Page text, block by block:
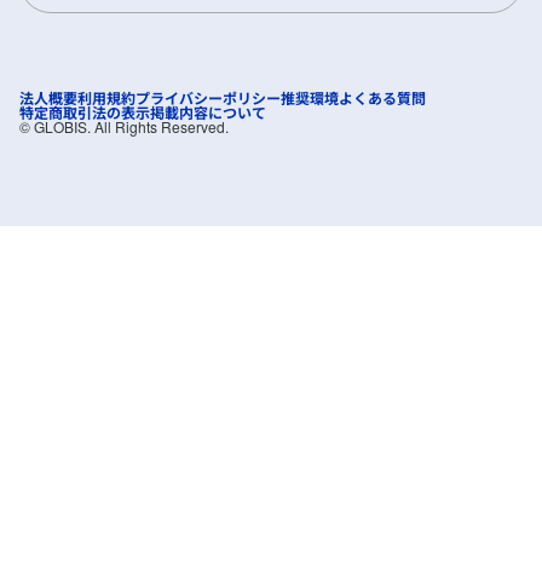
法人概要利用規約プライバシーポリシー推奨環境よくある質問
特定商取引法の表示掲載内容について
©︎ GLOBIS. All Rights Reserved.